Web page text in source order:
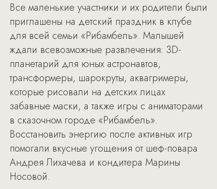
Все маленькие участники и их родители были
приглашены на детский праздник в клубе
для всей семьи «Рибамбель». Малышей
ждали всевозможные развлечения: 3D-
планетарий для юных астронавтов,
трансформеры, шарокруты, аквагримеры,
которые рисовали на детских лицах
забавные маски, а также игры с аниматорами
в сказочном городе «Рибамбель».
Восстановить энергию после активных игр
помогали вкусные угощения от шеф-повара
Андрея Лихачева и кондитера Марины
Носовой.